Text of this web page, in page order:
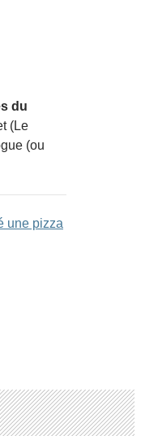
du
(Le
(ou
une pizza